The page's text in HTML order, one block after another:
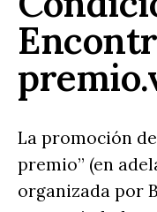
La promoción
premio” (en
organizada por